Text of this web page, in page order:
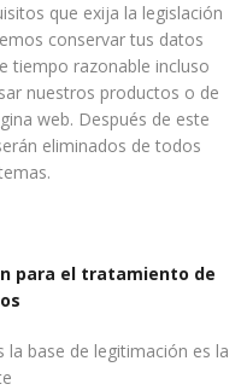
que exija la legislación
conservar tus datos
tiempo razonable incluso
nuestros productos o de
web. Después de este
eliminados de todos
para el tratamiento de
base de legitimación es la